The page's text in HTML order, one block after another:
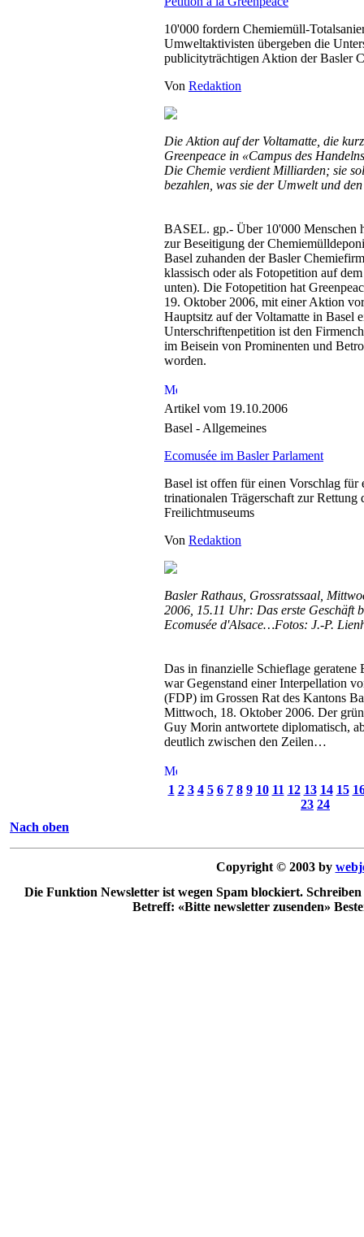
10'000 fordern Chemiemüll-
Umweltaktivisten übergeben die
publicityträchtigen Aktion der Basler
Von Redaktion
Die Aktion auf der Voltamatte, die
Greenpeace in «Campus des
Die Chemie verdient Milliarden; sie
bezahlen, was sie der Umwelt und
BASEL. gp.- Über 10'000 Menschen
zur Beseitigung der
Basel zuhanden der Basler
klassisch oder als Fotopetition auf
unten). Die Fotopetition hat
19. Oktober 2006, mit einer Aktion
Hauptsitz auf der Voltamatte in Basel
Unterschriftenpetition ist den
im Beisein von Prominenten und
worden.
Artikel vom 19.10.2006
Basel - Allgemeines
Ecomusée im Basler Parlament
Basel ist offen für einen Vorschlag für
trinationalen Trägerschaft zur Rettung
Freilichtmuseums
Von Redaktion
Basler Rathaus, Grossratssaal,
2006, 15.11 Uhr: Das erste Geschäft
Ecomusée d'Alsace…Fotos: J.-P.
Das in finanzielle Schieflage geratene
war Gegenstand einer Interpellation
(FDP) im Grossen Rat des Kantons
Mittwoch, 18. Oktober 2006. Der
Guy Morin antwortete diplomatisch,
deutlich zwischen den Zeilen…
1 2 3 4 5 6 7 8 9 10 11 12 13 14 15
23 24
Nach oben
Copyright © 2003 by
Die Funktion Newsletter ist wegen Spam blockiert.
Betreff: «Bitte newsletter zusenden»